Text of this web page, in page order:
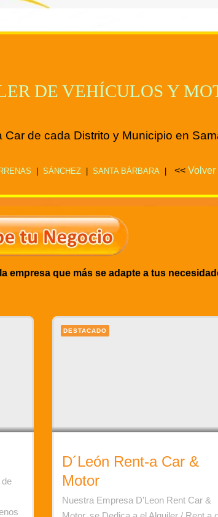
DE VEHÍCULOS Y
de cada Distrito y Municipio en
SÁNCHEZ SANTA BÁRBARA << Volver
empresa que más se adapte a tus
DESTACADO
D´León Rent-a Car &
Motor
Nuestra Empresa D’Leon Rent Car &